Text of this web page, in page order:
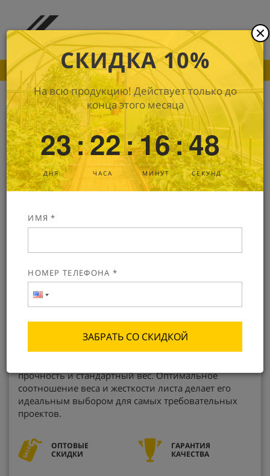
ПОКА ДРУГИЕ ПРОИЗВОДИТЕЛИ
Сотовый поликарбонат Kin Premium
4 мм
В наличии Артикул: 354
Сотовый поликарбонат KIN PREMIUM – продукция
прочность и стандартный вес. Оптимальное
соотношение веса и жесткости листа делает его
идеальным выбором для самых требовательных
проектов.
ОПТОВЫЕ
СКИДКИ
ГАРАНТИЯ
КАЧЕСТВА
СКИДКА 10%
На всю продукцию! Действует только до
конца этого месяца
23:
ДНЯ
22:
ЧАСА
16:
МИНУТ
47
СЕКУНД
ИМЯ *
НОМЕР ТЕЛЕФОНА *
ЗАБРАТЬ СО СКИДКОЙ